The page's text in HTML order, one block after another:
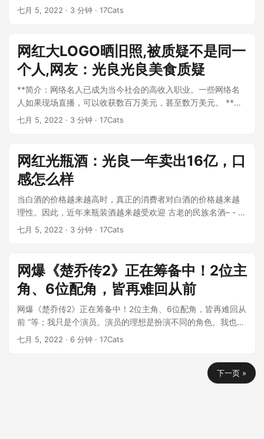
于他们的人气，live stu...
七月 5, 2022 · 3 分钟 · 17Cats
网红大LOGO晒旧照,被质疑不是同一
个人,网友：光良光良美食质疑
**简介：网络名人已成为当今社会的高收入职业。一些网络名
人如果现场直播，可以收获数百万美元，甚至数万美元。 **
Big logo是一位专注于在线红圈中...
七月 5, 2022 · 3 分钟 · 17Cats
网红光瓶酒：光良一年卖出16亿，口
感怎么样
当白酒的价格越来越高时，真正的消费者对白酒的价格越来越
理性。因此，近年来瓶装酒越来越受欢迎 古老的民族名酒– - -
汾酒的波芬系列可以...
七月 5, 2022 · 3 分钟 · 17Cats
网爆《楚乔传2》正在筹备中！2位主
角、6位配角，皆再难回从前
网爆《楚乔传2》正在筹备中！2位主角、6位配角，皆再难回从
前 ”等；我只是个演员。演员的理想是扮演不同的角色。我也
是，仅此而已。–...
七月 5, 2022 · 6 分钟 · 17Cats
下一页 »